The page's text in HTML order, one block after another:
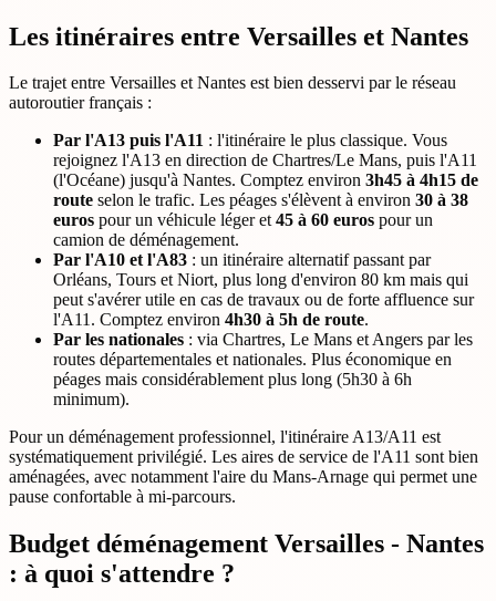
Les itinéraires entre Versailles et Nantes
Le trajet entre Versailles et Nantes est bien desservi par le réseau
autoroutier français :
Par l'A13 puis l'A11 : l'itinéraire le plus classique. Vous
rejoignez l'A13 en direction de Chartres/Le Mans, puis l'A11
(l'Océane) jusqu'à Nantes. Comptez environ 3h45 à 4h15 de
route selon le trafic. Les péages s'élèvent à environ 30 à 38
euros pour un véhicule léger et45 à 60 euros pour un
camion de déménagement.
Par l'A10 et l'A83 : un itinéraire alternatif passant par
Orléans, Tours et Niort, plus long d'environ 80 km mais qui
peut s'avérer utile en cas de travaux ou de forte affluence sur
l'A11. Comptez environ 4h30 à 5h de route.
Par les nationales : via Chartres, Le Mans et Angers par les
routes départementales et nationales. Plus économique en
péages mais considérablement plus long (5h30 à 6h
minimum).
Pour un déménagement professionnel, l'itinéraire A13/A11 est
systématiquement privilégié. Les aires de service de l'A11 sont bien
aménagées, avec notamment l'aire du Mans-Arnage qui permet une
pause confortable à mi-parcours.
Budget déménagement Versailles - Nantes
: à quoi s'attendre ?